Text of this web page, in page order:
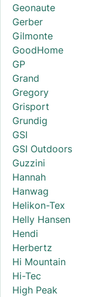
Geonaute
Gerber
Gilmonte
GoodHome
GP
Grand
Gregory
Grisport
Grundig
GSI
GSI Outdoors
Guzzini
Hannah
Hanwag
Helikon-Tex
Helly Hansen
Hendi
Herbertz
Hi Mountain
Hi-Tec
High Peak